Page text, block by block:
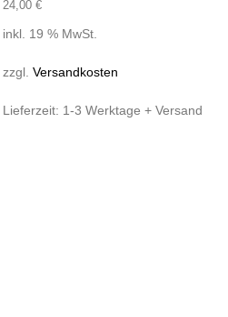
24,00 €
inkl. 19 % MwSt.
zzgl. Versandkosten
Lieferzeit: 1-3 Werktage + Versand